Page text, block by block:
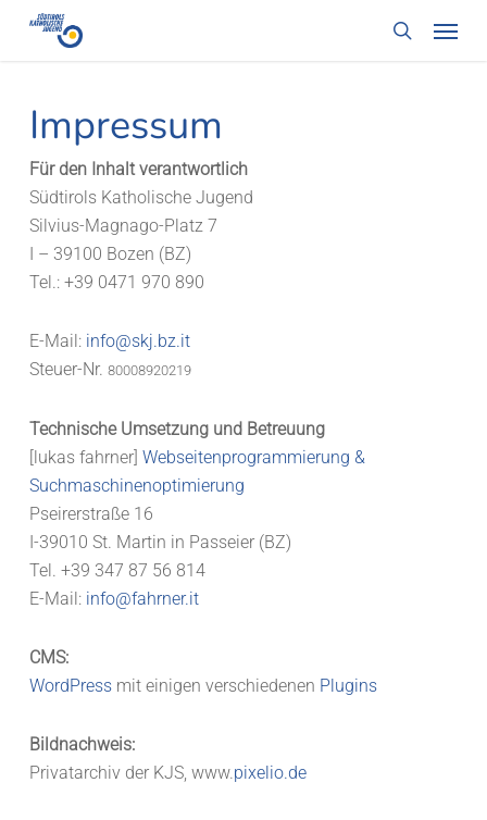
Impressum
Für den Inhalt verantwortlich
Südtirols Katholische Jugend
Silvius-Magnago-Platz 7
I – 39100 Bozen (BZ)
Tel.: +39 0471 970 890
E-Mail: info@skj.bz.it
Steuer-Nr. 80008920219
Technische Umsetzung und Betreuung
[lukas fahrner] Webseitenprogrammierung &
Suchmaschinenoptimierung
Pseirerstraße 16
I-39010 St. Martin in Passeier (BZ)
Tel. +39 347 87 56 814
E-Mail: info@fahrner.it
CMS:
WordPress mit einigen verschiedenen Plugins
Bildnachweis:
Privatarchiv der KJS, www.pixelio.de